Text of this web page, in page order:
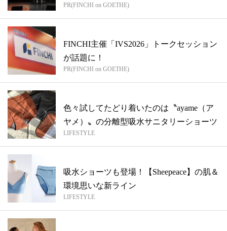
PR(FINCHI on GOETHE)
FINCHI主催「IVS2026」トークセッション
が話題に！
PR(FINCHI on GOETHE)
色々試してたどり着いたのは〝ayame（ア
ヤメ）〟の分離型吸水サニタリーショーツ
LIFESTYLE
吸水ショーツも登場！【Sheepeace】の肌＆
環境思いな新ライン
LIFESTYLE